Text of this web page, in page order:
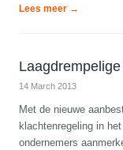
Lees meer →
14 March 2013
Met de nieuwe
klachtenregeling in
ondernemers